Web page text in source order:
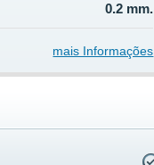
0.2 mm.
mais Informações